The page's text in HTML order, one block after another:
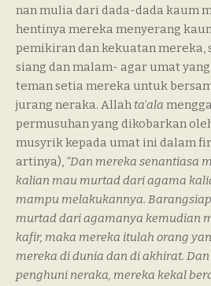
nan mulia dari dada-dada kaum
hentinya mereka menyerang
pemikiran dan kekuatan mereka,
siang dan malam- agar umat
teman setia mereka untuk
jurang neraka. Allah ta’ala
permusuhan yang dikobarkan
musyrik kepada umat ini dalam
artinya), “Dan mereka senantiasa
kalian mau murtad dari agama
mampu melakukannya.
murtad dari agamanya kemudian
kafir, maka mereka itulah orang
mereka di dunia dan di akhirat.
penghuni neraka, mereka kekal